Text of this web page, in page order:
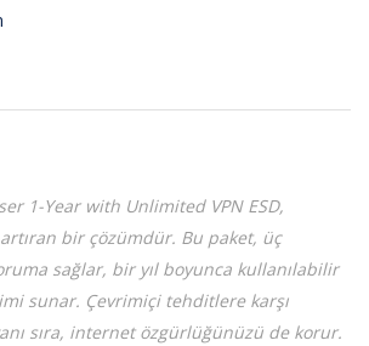
1-Year with Unlimited VPN ESD,
bir çözümdür. Bu paket, üç
sağlar, bir yıl boyunca kullanılabilir
sunar. Çevrimiçi tehditlere karşı
sıra, internet özgürlüğünüzü de korur.